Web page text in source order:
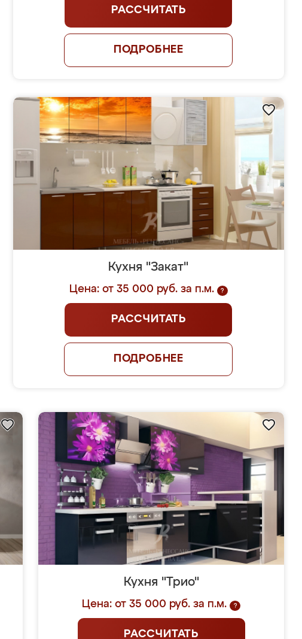
РАССЧИТАТЬ
ПОДРОБНЕЕ
Кухня "Закат"
Цена: от 35 000 руб. за п.м. ?
РАССЧИТАТЬ
ПОДРОБНЕЕ
Кухня "Трио"
Цена: от 35 000 руб. за п.м. ?
РАССЧИТАТЬ